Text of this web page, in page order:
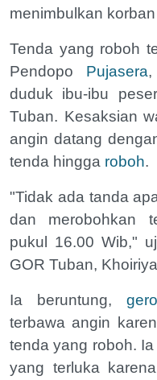
menimbulkan
Tenda yang roboh
Pendopo Pujasera,
duduk ibu-ibu
Tuban. Kesaksian
angin datang
tenda hingga roboh.
"Tidak ada tanda
dan merobohkan
pukul 16.00 Wib,"
GOR Tuban,
Ia beruntung,
terbawa angin
tenda yang roboh.
yang terluka